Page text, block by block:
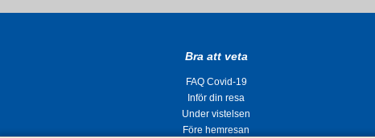
Bra att veta
FAQ Covid-19
Inför din resa
Under vistelsen
Före hemresan